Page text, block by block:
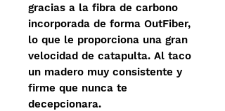
gracias a la fibra de carbono
incorporada de forma OutFiber,
lo que le proporciona una gran
velocidad de catapulta. Al taco
un madero muy consistente y
firme que nunca te
decepcionara.